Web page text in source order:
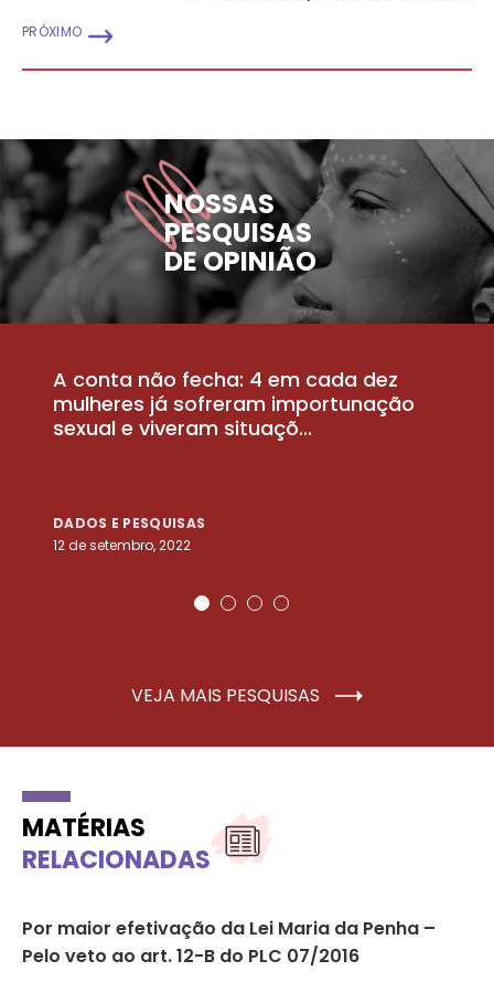
PRÓXIMO
NOSSAS
PESQUISAS
DE OPINIÃO
A conta não fecha: 4 em cada dez
mulheres já sofreram importunação
sexual e viveram situaçõ...
DADOS E PESQUISAS
12 de setembro, 2022
VEJA MAIS PESQUISAS
MATÉRIAS
RELACIONADAS
Por maior efetivação da Lei Maria da Penha –
Pelo veto ao art. 12-B do PLC 07/2016